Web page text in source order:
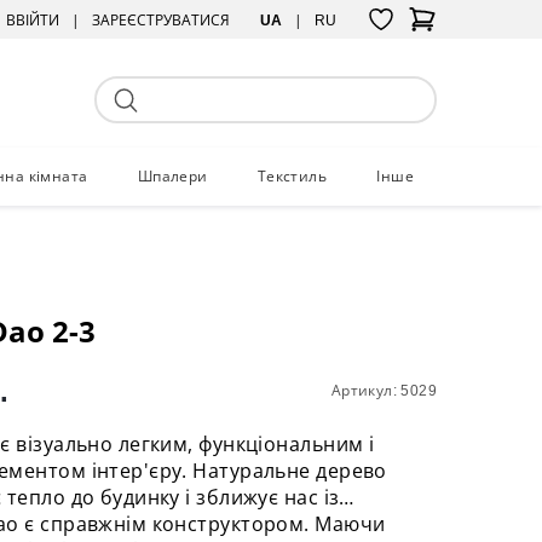
ВВІЙТИ ЗАРЕЄСТРУВАТИСЯ UA RU
кімната Шпалери Текстиль Інше
2-3
Артикул: 5029
візуально легким, функціональним і
інтер'єру. Натуральне дерево
до будинку і зближує нас із
є справжнім конструктором. Маючи